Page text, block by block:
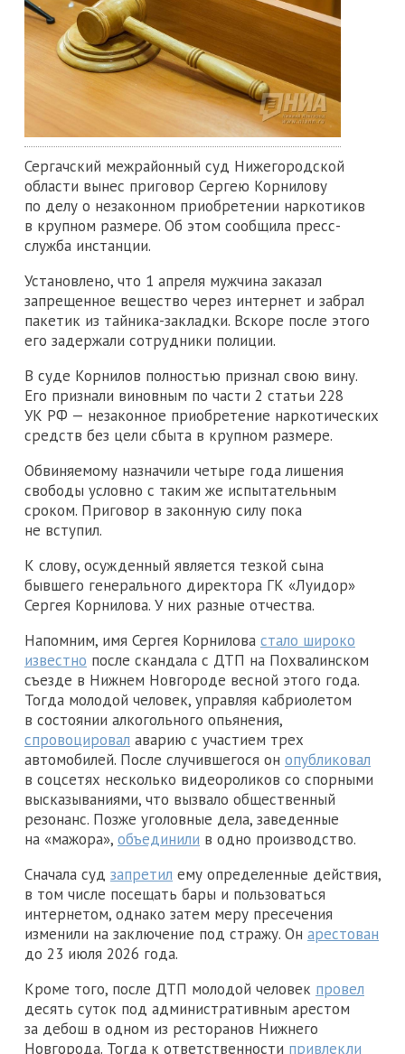
Сергачский межрайонный суд Нижегородской
области вынес приговор Сергею Корнилову
по делу о незаконном приобретении наркотиков
в крупном размере. Об этом сообщила пресс-
служба инстанции.
Установлено, что 1 апреля мужчина заказал
запрещенное вещество через интернет и забрал
пакетик из тайника-закладки. Вскоре после этого
его задержали сотрудники полиции.
В суде Корнилов полностью признал свою вину.
Его признали виновным по части 2 статьи 228
УК РФ — незаконное приобретение наркотических
средств без цели сбыта в крупном размере.
Обвиняемому назначили четыре года лишения
свободы условно с таким же испытательным
сроком. Приговор в законную силу пока
не вступил.
К слову, осужденный является тезкой сына
бывшего генерального директора ГК «Луидор»
Сергея Корнилова. У них разные отчества.
Напомним, имя Сергея Корнилова стало широко
известно после скандала с ДТП на Похвалинском
съезде в Нижнем Новгороде весной этого года.
Тогда молодой человек, управляя кабриолетом
в состоянии алкогольного опьянения,
спровоцировал аварию с участием трех
автомобилей. После случившегося он опубликовал
в соцсетях несколько видеороликов со спорными
высказываниями, что вызвало общественный
резонанс. Позже уголовные дела, заведенные
на «мажора», объединили в одно производство.
Сначала суд запретил ему определенные действия,
в том числе посещать бары и пользоваться
интернетом, однако затем меру пресечения
изменили на заключение под стражу. Он арестован
до 23 июля 2026 года.
Кроме того, после ДТП молодой человек провел
десять суток под административным арестом
за дебош в одном из ресторанов Нижнего
Новгорода. Тогда к ответственности привлекли